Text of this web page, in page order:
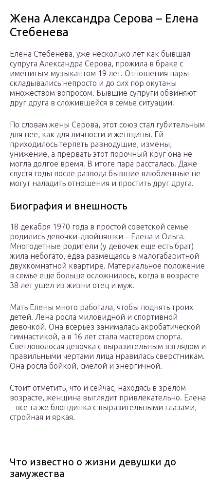
Жена Александра Серова – Елена
Стебенева
Елена Стебенева, уже несколько лет как бывшая
супруга Александра Серова, прожила в браке с
именитым музыкантом 19 лет. Отношения пары
складывались непросто и до сих пор окутаны
множеством вопросом. Бывшие супруги обвиняют
друг друга в сложившейся в семье ситуации.
По словам жены Серова, этот союз стал губительным
для нее, как для личности и женщины. Ей
приходилось терпеть равнодушие, измены,
унижение, а прервать этот порочный круг она не
могла долгое время. В итоге пара рассталась. Даже
спустя годы после развода бывшие влюбленные не
могут наладить отношения и простить друг друга.
Биография и внешность
18 декабря 1970 года в простой советской семье
родились девочки-двойняшки – Елена и Ольга.
Многодетные родители (у девочек еще есть брат)
жила небогато, едва размещаясь в малогабаритной
двухкомнатной квартире. Материальное положение
в семье еще больше осложнилось, когда в возрасте
38 лет ушел из жизни отец и муж.
Мать Елены много работала, чтобы поднять троих
детей. Лена росла миловидной и спортивной
девочкой. Она всерьез занималась акробатической
гимнастикой, а в 16 лет стала мастером спорта.
Светловолосая девочка с выразительным взглядом и
правильными чертами лица нравилась сверстникам.
Она росла бойкой, смелой и энергичной.
Стоит отметить, что и сейчас, находясь в зрелом
возрасте, женщина выглядит привлекательно. Елена
– все та же блондинка с выразительными глазами,
стройная и яркая.
Что известно о жизни девушки до
замужества